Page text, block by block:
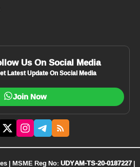
Us On Social Media
Latest Update On Social Media
Join Now
| MSME Reg No:UDYAM-TS-20-0187227|